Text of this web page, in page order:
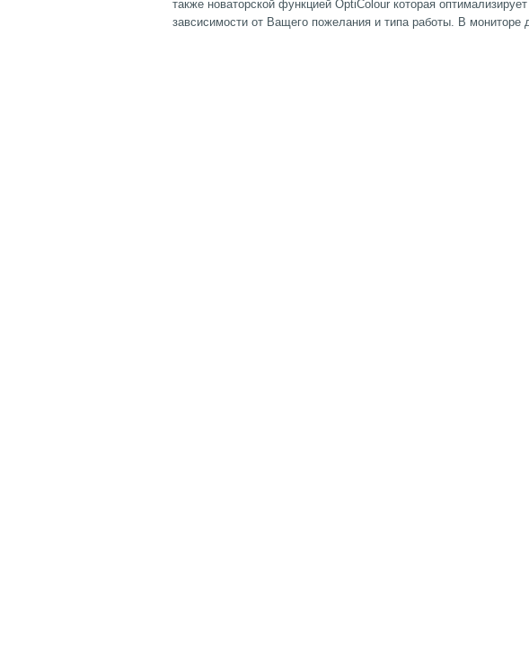
также новаторской функцией OptiColour которая
завсисимости от Ващего пожелания и типа работы. В мониторе